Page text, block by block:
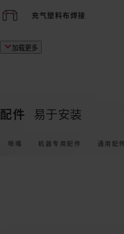
充气塑料布焊接
加载更多
配件 易于安装
喷嘴 机器专用配件 通用配件